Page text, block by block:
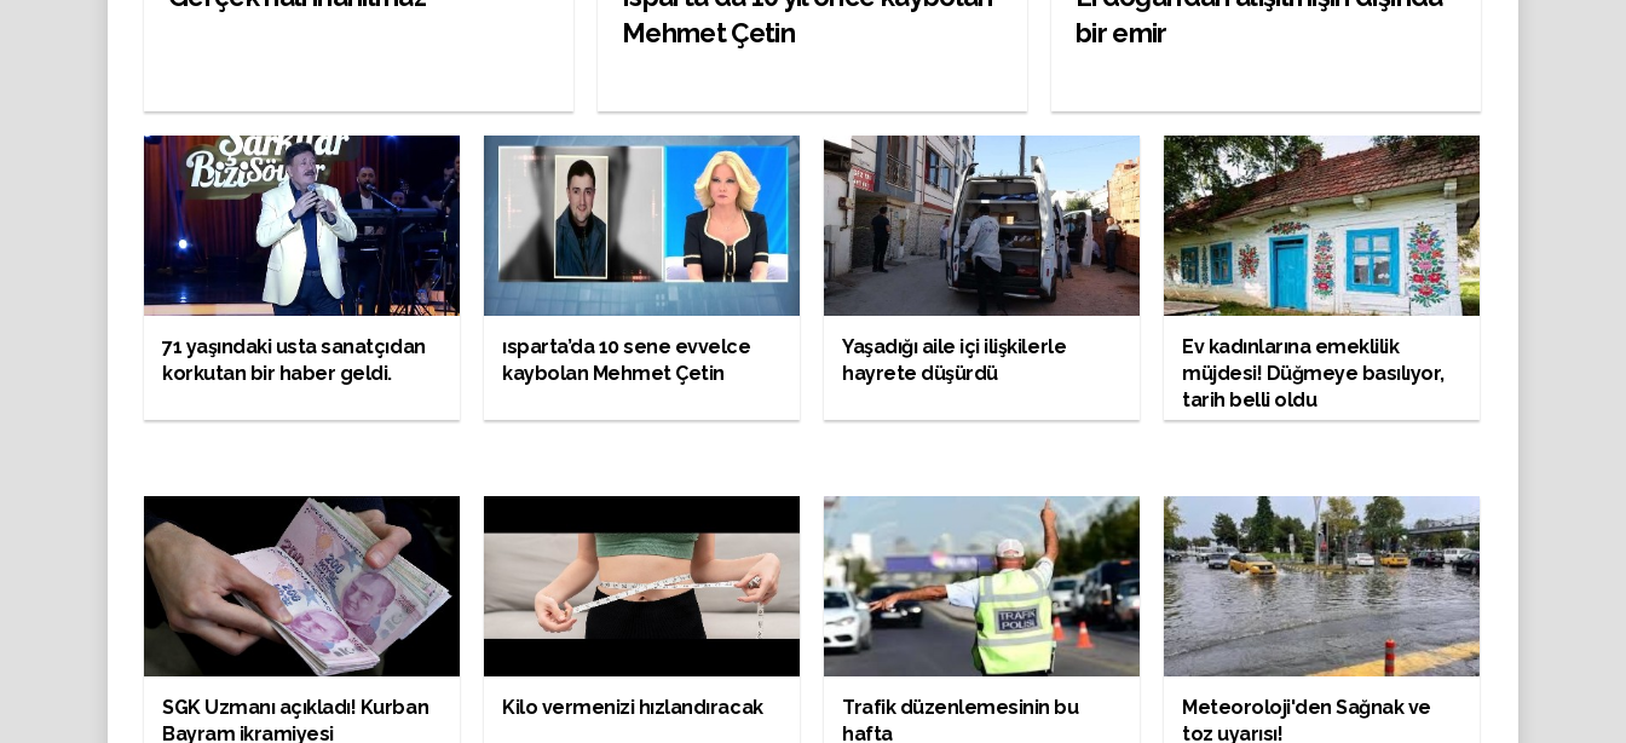
Mehmet Çetin
bir emir
71 yaşındaki usta sanatçıdan
korkutan bir haber geldi.
ısparta’da 10 sene evvelce
kaybolan Mehmet Çetin
Yaşadığı aile içi ilişkilerle
hayrete düşürdü
Ev kadınlarına emeklilik
müjdesi! Düğmeye basılıyor,
tarih belli oldu
SGK Uzmanı açıkladı! Kurban
Bayram ikramiyesi
Kilo vermenizi hızlandıracak
Trafik düzenlemesinin bu
hafta
Meteoroloji'den Sağnak ve
toz uyarısı!